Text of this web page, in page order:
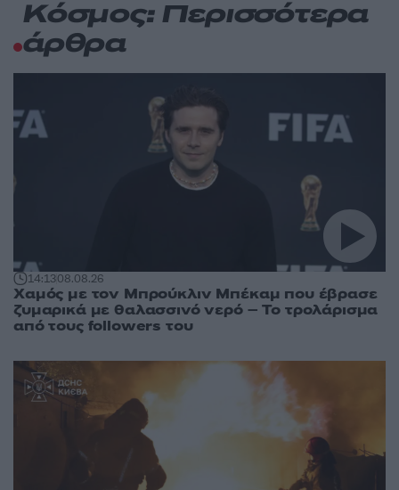
Κόσμος: Περισσότερα
άρθρα
14:1308.08.26
Χαμός με τον Μπρούκλιν Μπέκαμ που έβρασε
ζυμαρικά με θαλασσινό νερό – Το τρολάρισμα
από τους followers του